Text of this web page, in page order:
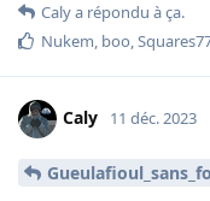
Calya répondu à ça.
Nukem, boo,
Caly 11 déc. 2023